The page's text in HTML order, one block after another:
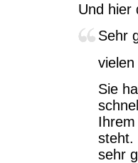
Und hier
Sehr
Sie
steht.
sehr